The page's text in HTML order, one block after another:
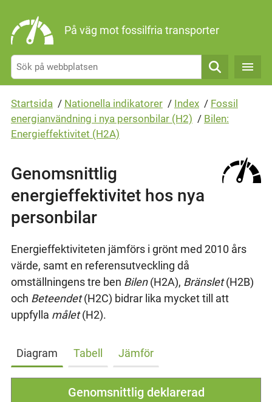
På väg mot fossilfria transporter
Sök
Startsida / Nationella indikatorer / Index / Fossil
energianvändning i nya personbilar (H2) / Bilen:
Energieffektivitet (H2A)
Genomsnittlig
energieffektivitet hos nya
personbilar
Energieffektiviteten jämförs i grönt med 2010 års
värde, samt en referensutveckling då
omställningens tre ben Bilen(H2A), Bränslet(H2B)
och Beteendet(H2C) bidrar lika mycket till att
uppfylla målet(H2).
Diagram Tabell Jämför
Genomsnittlig deklarerad